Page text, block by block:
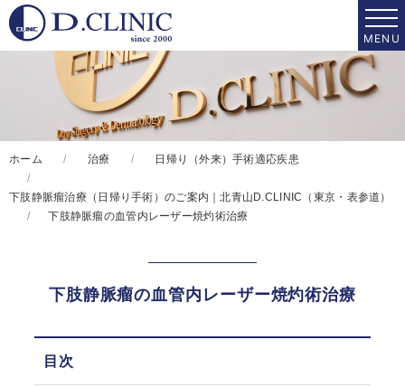
ホーム 治療 日帰り（外来）手術適応疾患
下肢静脈瘤治療（日帰り手術）のご案内｜北青山D.CLINIC（東京・表参道）
下肢静脈瘤の血管内レーザー焼灼術治療
下肢静脈瘤の血管内レーザー焼灼術治療
目次